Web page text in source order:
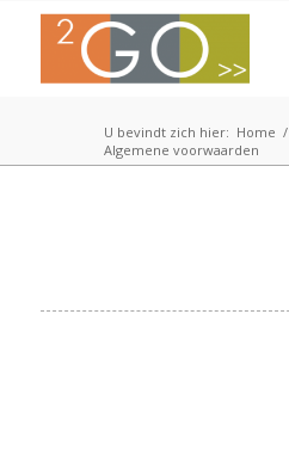
U bevindt zich hier: Home /
Algemene voorwaarden